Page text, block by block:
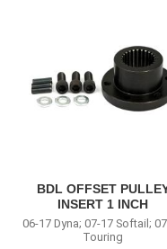
BDL OFFSET
INSERT 1 INCH
06-17 Dyna; 07-17 Softail;
Touring